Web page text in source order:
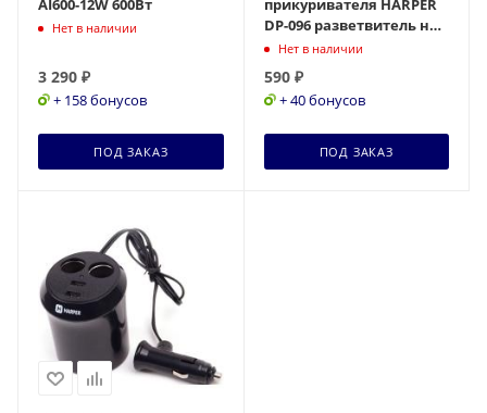
Нет в наличии
3 290 ₽
+ 158 бонусов
ПОД ЗАКАЗ
DP-096 разветвитель на 3
выхода + 2 USB
Нет в наличии
590₽
+ 40 бонусов
ПОД ЗАКАЗ